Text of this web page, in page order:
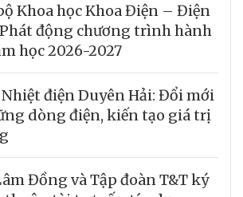
Khoa học Khoa Điện – Điện
động chương trình hành
học 2026-2027
điện Duyên Hải: Đổi mới
dòng điện, kiến tạo giá trị
Đồng và Tập đoàn T&T ký